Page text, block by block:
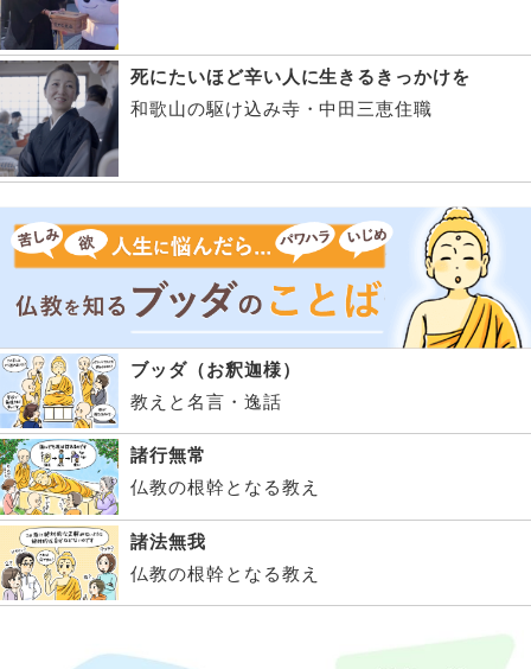
死にたいほど辛い人に生きるきっかけを
和歌山の駆け込み寺・中田三恵住職
ブッダ（お釈迦様）
教えと名言・逸話
諸行無常
仏教の根幹となる教え
諸法無我
仏教の根幹となる教え